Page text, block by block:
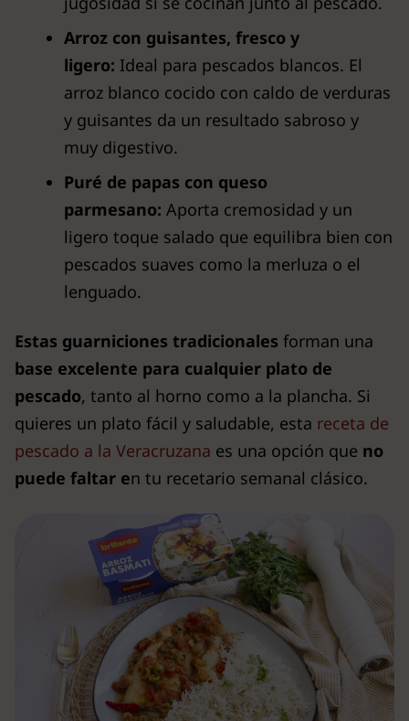
Arroz con guisantes, fresco y
ligero: Ideal para pescados blancos. El
arroz blanco cocido con caldo de verduras
y guisantes da un resultado sabroso y
muy digestivo.
Puré de papas con queso
parmesano: Aporta cremosidad y un
ligero toque salado que equilibra bien con
pescados suaves como la merluza o el
lenguado.
Estas guarniciones tradicionales forman una
base excelente para cualquier plato de
pescado, tanto al horno como a la plancha. Si
quieres un plato fácil y saludable, esta receta de
pescado a la Veracruzana es una opción que no
puede faltar en tu recetario semanal clásico.